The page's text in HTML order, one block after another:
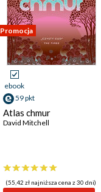
Promocja
ebook
59 pkt
Atlas chmur
David Mitchell
(55,42 zł najniższa cena z 30 dni)